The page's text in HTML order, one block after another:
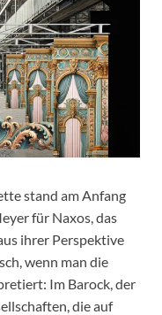
stand am Anfang
für Naxos, das
ihrer Perspektive
wenn man die
Im Barock, der
die auf